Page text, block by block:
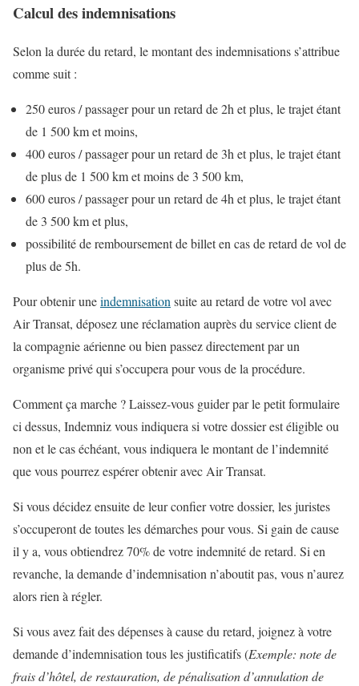
Calcul des indemnisations
Selon la durée du retard, le montant des indemnisations s’attribue
comme suit :
250 euros / passager pour un retard de 2h et plus, le trajet étant
de 1 500 km et moins,
400 euros / passager pour un retard de 3h et plus, le trajet étant
de plus de 1 500 km et moins de 3 500 km,
600 euros / passager pour un retard de 4h et plus, le trajet étant
de 3 500 km et plus,
possibilité de remboursement de billet en cas de retard de vol de
plus de 5h.
Pour obtenir uneindemnisationsuite au retard de votre vol avec
Air Transat, déposez une réclamation auprès du service client de
la compagnie aérienne ou bien passez directement par un
organisme privé qui s’occupera pour vous de la procédure.
Comment ça marche ? Laissez-vous guider par le petit formulaire
ci dessus, Indemniz vous indiquera si votre dossier est éligible ou
non et le cas échéant, vous indiquera le montant de l’indemnité
que vous pourrez espérer obtenir avec Air Transat.
Si vous décidez ensuite de leur confier votre dossier, les juristes
s’occuperont de toutes les démarches pour vous. Si gain de cause
il y a, vous obtiendrez 70% de votre indemnité de retard. Si en
revanche, la demande d’indemnisation n’aboutit pas, vous n’aurez
alors rien à régler.
Si vous avez fait des dépenses à cause du retard, joignez à votre
demande d’indemnisation tous les justificatifs (Exemple: note de
frais d’hôtel, de restauration, de pénalisation d’annulation de